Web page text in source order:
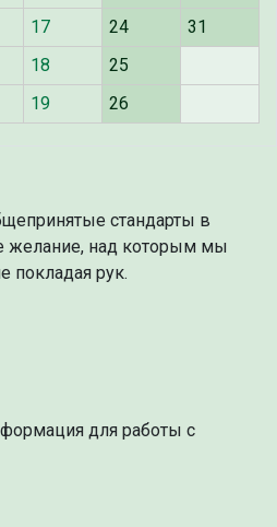
17 24
31
18
25
19 26
стандарты в
желание, над которым мы
покладая рук.
для работы с